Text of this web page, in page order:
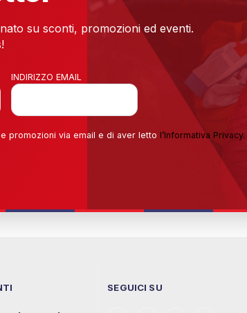
su sconti, promozioni ed eventi.
INDIRIZZO EMAIL
promozioni via email e di aver letto l’Informativa Privacy.
SEGUICI SU